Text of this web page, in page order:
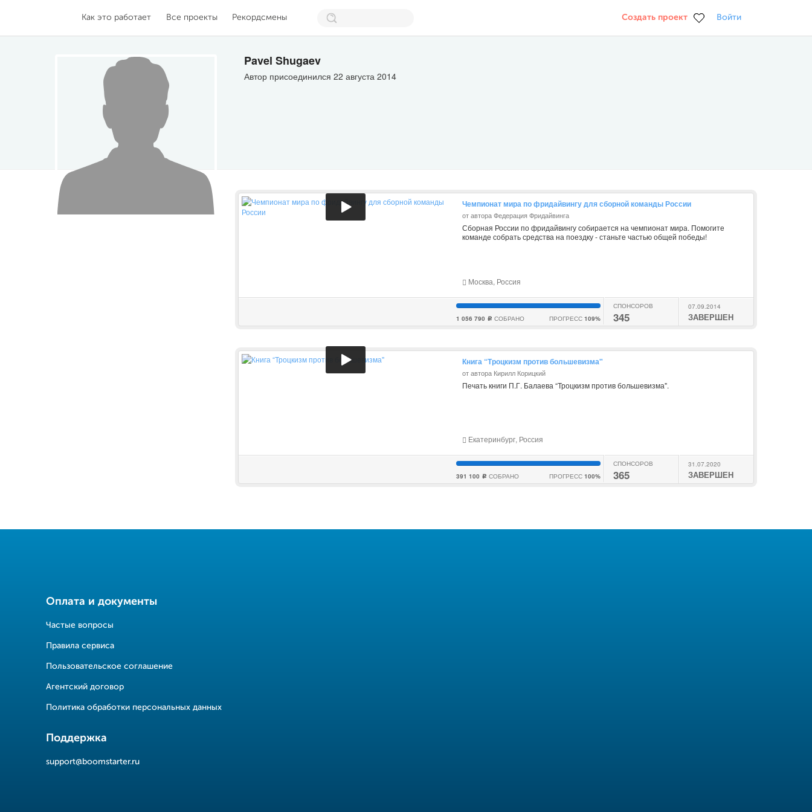
Как это работает Все проекты Рекордсмены Создать проект Войти
Pavel Shugaev
Автор присоединился 22 августа 2014
Чемпионат мира по фридайвингу для сборной команды России
от автора Федерация Фридайвинга
Сборная России по фридайвингу собирается на чемпионат мира. Помогите
команде собрать средства на поездку - станьте частью общей победы!
Москва, Россия
1 056 790 c СОБРАНО ПРОГРЕСС 109%
СПОНСОРОВ
345
07.09.2014
ЗАВЕРШЕН
Книга “Троцкизм против большевизма"
от автора Кирилл Корицкий
Печать книги П.Г. Балаева “Троцкизм против большевизма".
Екатеринбург, Россия
391 100 c СОБРАНО ПРОГРЕСС 100%
СПОНСОРОВ
365
31.07.2020
ЗАВЕРШЕН
Оплата и документы
Частые вопросы
Правила сервиса
Пользовательское соглашение
Агентский договор
Политика обработки персональных данных
Поддержка
support@boomstarter.ru